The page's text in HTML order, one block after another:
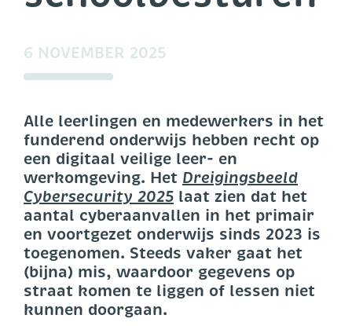
6 NOVEMBER 2025
Alle leerlingen en medewerkers in het
funderend onderwijs hebben recht op
een digitaal veilige leer- en
werkomgeving. Het Dreigingsbeeld
Cybersecurity 2025 laat zien dat het
aantal cyberaanvallen in het primair
en voortgezet onderwijs sinds 2023 is
toegenomen. Steeds vaker gaat het
(bijna) mis, waardoor gegevens op
straat komen te liggen of lessen niet
kunnen doorgaan.